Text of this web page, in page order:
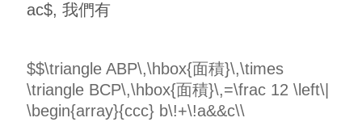
ac$, 我們有
$$\triangle ABP\,\hbox{面積}\,\times
\triangle BCP\,\hbox{面積}\,=\frac 12 \left\|
\begin{array}{ccc} b\!+\!a&&c\\